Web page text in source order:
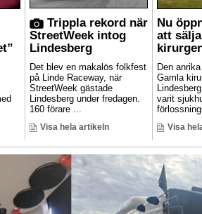
Trippla rekord när
StreetWeek intog
Lindesberg
Det blev en makalös folkfest
på Linde Raceway, när
StreetWeek gästade
Lindesberg under fredagen.
160 förare ...
Visa hela artikeln
Nu
att
Den
Gamla
varit
Visa